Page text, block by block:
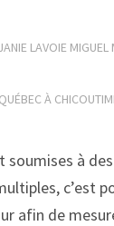
LAVOIE MIGUEL
À CHICOUTIMI
soumises à des
c’est
afin de